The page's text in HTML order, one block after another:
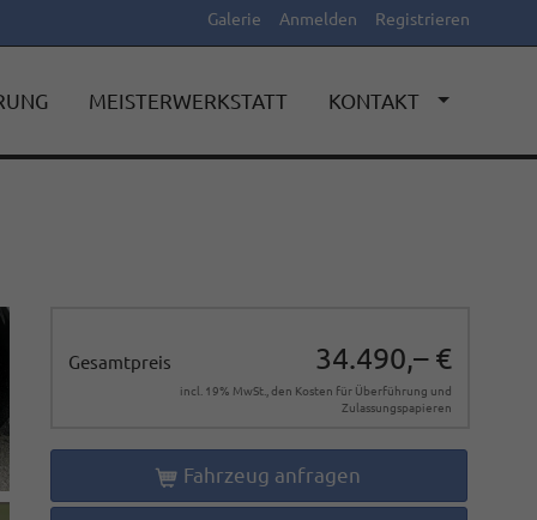
Galerie Anmelden Registrieren
MEISTERWERKSTATT KONTAKT
Gesamtpreis 34.490,– €
incl. 19% MwSt., den Kosten für Überführung und
Zulassungspapieren
Fahrzeug anfragen